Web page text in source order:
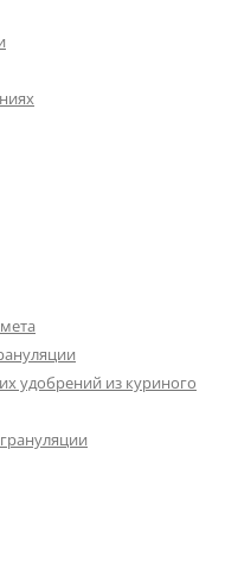
удобрений из куриного